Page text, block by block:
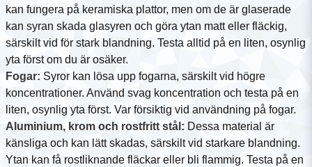
kan fungera på keramiska plattor, men om de är glaserade
kan syran skada glasyren och göra ytan matt eller fläckig,
särskilt vid för stark blandning. Testa alltid på en liten, osynlig
yta först om du är osäker.
Fogar: Syror kan lösa upp fogarna, särskilt vid högre
koncentrationer. Använd svag koncentration och testa på en
liten, osynlig yta först. Var försiktig vid användning på fogar.
Aluminium, krom och rostfritt stål: Dessa material är
känsliga och kan lätt skadas, särskilt vid starkare blandning.
Ytan kan få rostliknande fläckar eller bli flammig. Testa på en